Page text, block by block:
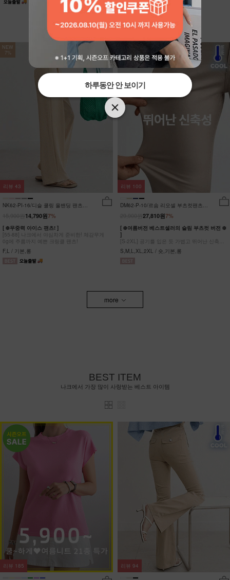
NEW
7%
NK62-PI-16/디슬 쿨링 올밴딩 팬츠
7%
14,790원
[ ❄️무중력 아이스 팬츠! ]
[55-88] 나크에서 야심차게 준비한! 체감무게
0g에 주름까지 예쁜 크링클 팬츠!
F,L / 기본,롱
리뷰 43
DM62-P-10/르솜 리오셀 부츠컷팬츠
7%
27,810원
[ ❄️여름버전 베스트셀러의 슬림 부츠컷 버전 ❄️
]
[S-2XL] 공기를 입은 듯 가볍고 뛰어난 신축성
원단에 슬림함을 더한 부츠컷 팬츠!
S,M,L,XL,2XL / 숏,기본,롱
리뷰 100
more
BEST ITEM
나크에서 가장 많이 사랑받는 베스트 아이템
리뷰 185 리뷰 94
하루동안 안 보이기
하루동안 안 보이기